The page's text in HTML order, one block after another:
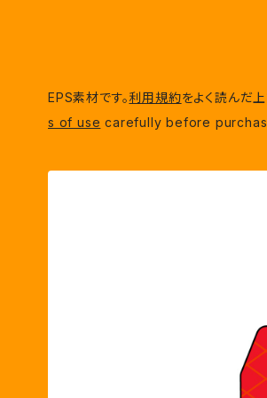
EPS素材です。利用規約をよく読んだ
s of use carefully before